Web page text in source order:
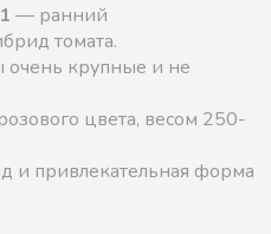
— ранний
томата.
очень крупные и не
цвета, весом 250-
и привлекательная форма